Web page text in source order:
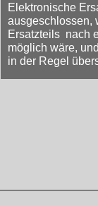
Elektronische
ausgeschlossen,
Ersatzteils nach
möglich wäre,
in der Regel